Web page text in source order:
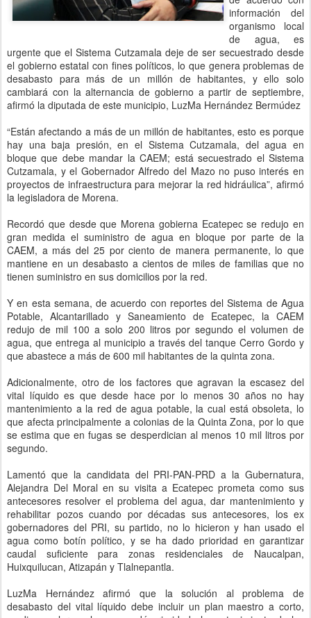
información del
organismo local
de agua, es
urgente que el Sistema Cutzamala deje de ser secuestrado desde
el gobierno estatal con fines políticos, lo que genera problemas de
desabasto para más de un millón de habitantes, y ello solo
cambiará con la alternancia de gobierno a partir de septiembre,
afirmó la diputada de este municipio, LuzMa Hernández Bermúdez
“Están afectando a más de un millón de habitantes, esto es porque
hay una baja presión, en el Sistema Cutzamala, del agua en
bloque que debe mandar la CAEM; está secuestrado el Sistema
Cutzamala, y el Gobernador Alfredo del Mazo no puso interés en
proyectos de infraestructura para mejorar la red hidráulica”, afirmó
la legisladora de Morena.
Recordó que desde que Morena gobierna Ecatepec se redujo en
gran medida el suministro de agua en bloque por parte de la
CAEM, a más del 25 por ciento de manera permanente, lo que
mantiene en un desabasto a cientos de miles de familias que no
tienen suministro en sus domicilios por la red.
Y en esta semana, de acuerdo con reportes del Sistema de Agua
Potable, Alcantarillado y Saneamiento de Ecatepec, la CAEM
redujo de mil 100 a solo 200 litros por segundo el volumen de
agua, que entrega al municipio a través del tanque Cerro Gordo y
que abastece a más de 600 mil habitantes de la quinta zona.
Adicionalmente, otro de los factores que agravan la escasez del
vital líquido es que desde hace por lo menos 30 años no hay
mantenimiento a la red de agua potable, la cual está obsoleta, lo
que afecta principalmente a colonias de la Quinta Zona, por lo que
se estima que en fugas se desperdician al menos 10 mil litros por
segundo.
Lamentó que la candidata del PRI-PAN-PRD a la Gubernatura,
Alejandra Del Moral en su visita a Ecatepec prometa como sus
antecesores resolver el problema del agua, dar mantenimiento y
rehabilitar pozos cuando por décadas sus antecesores, los ex
gobernadores del PRI, su partido, no lo hicieron y han usado el
agua como botín político, y se ha dado prioridad en garantizar
caudal suficiente para zonas residenciales de Naucalpan,
Huixquilucan, Atizapán y Tlalnepantla.
LuzMa Hernández afirmó que la solución al problema de
desabasto del vital líquido debe incluir un plan maestro a corto,